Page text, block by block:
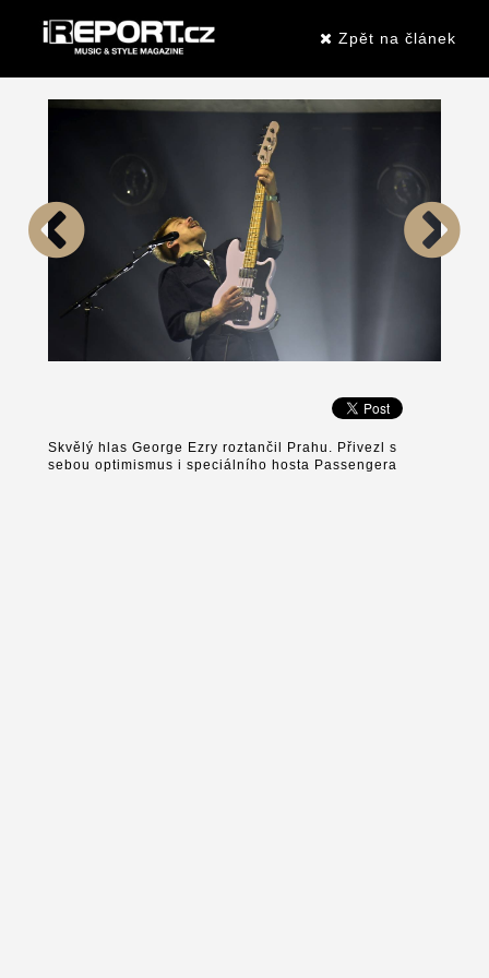
Zpět na článek
Skvělý hlas George Ezry roztančil Prahu. Přivezl s
sebou optimismus i speciálního hosta Passengera